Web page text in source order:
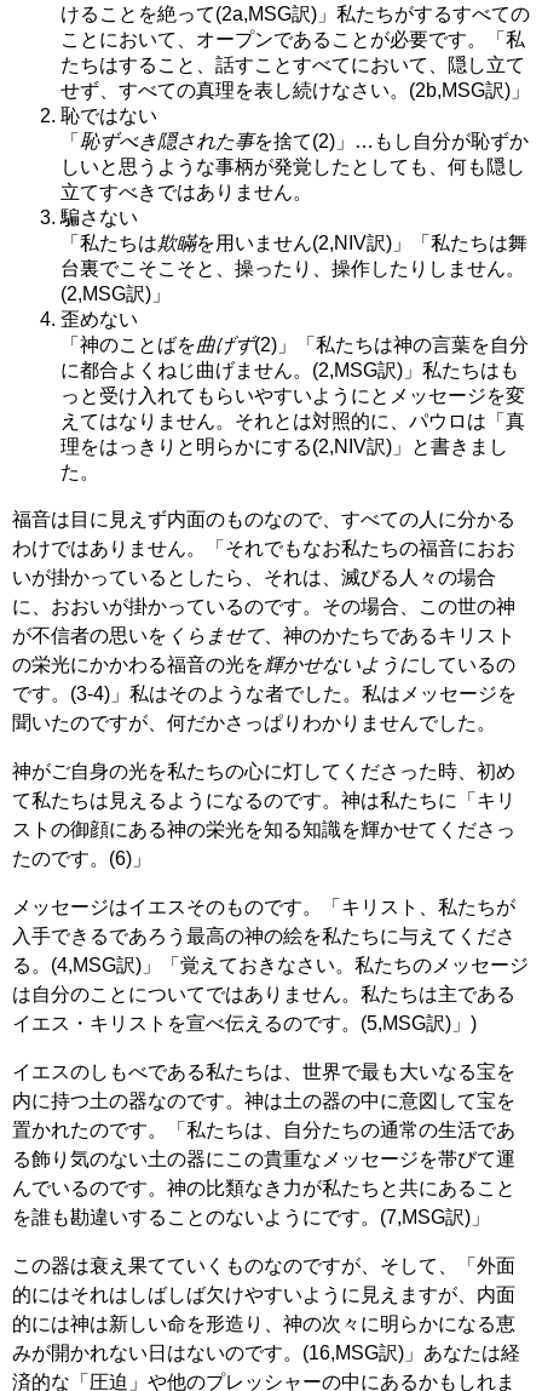
けることを絶って(2a,MSG訳)」私たちがするすべての
ことにおいて、オープンであることが必要です。「私
たちはすること、話すことすべてにおいて、隠し立て
せず、すべての真理を表し続けなさい。(2b,MSG訳)」
恥ではない
「 恥ずべき隠された事を捨て(2)」…もし自分が恥ずか
しいと思うような事柄が発覚したとしても、何も隠し
立てすべきではありません。
騙さない
「私たちは欺瞞を用いません(2,NIV訳)」「私たちは舞
台裏でこそこそと、操ったり、操作したりしません。
(2,MSG訳)」
歪めない
「神のことばを曲げず(2)」「私たちは神の言葉を自分
に都合よくねじ曲げません。(2,MSG訳)」私たちはも
っと受け入れてもらいやすいようにとメッセージを変
えてはなりません。それとは対照的に、パウロは「真
理をはっきりと明らかにする(2,NIV訳)」と書きまし
た。
福音は目に見えず内面のものなので、すべての人に分かる
わけではありません。「それでもなお私たちの福音におお
いが掛かっているとしたら、それは、滅びる人々の場合
に、おおいが掛かっているのです。その場合、この世の神
が不信者の思いを くらませて、神のかたちであるキリスト
の栄光にかかわる福音の光を輝かせないようにしているの
です。(3-4)」私はそのような者でした。私はメッセージを
聞いたのですが、何だかさっぱりわかりませんでした。
神がご自身の光を私たちの心に灯してくださった時、初め
て私たちは見えるようになるのです。神は私たちに「キリ
ストの御顔にある神の栄光を知る知識を輝かせてくださっ
たのです。(6)」
メッセージはイエスそのものです。「キリスト、私たちが
入手できるであろう最高の神の絵を私たちに与えてくださ
る。(4,MSG訳)」「覚えておきなさい。私たちのメッセージ
は自分のことについてではありません。私たちは主である
イエス・キリストを宣べ伝えるのです。(5,MSG訳)」)
イエスのしもべである私たちは、世界で最も大いなる宝を
内に持つ土の器なのです。神は土の器の中に意図して宝を
置かれたのです。「私たちは、自分たちの通常の生活であ
る飾り気のない土の器にこの貴重なメッセージを帯びて運
んでいるのです。神の比類なき力が私たちと共にあること
を誰も勘違いすることのないようにです。(7,MSG訳)」
この器は衰え果てていくものなのですが、そして、「外面
的にはそれはしばしば欠けやすいように見えますが、内面
的には神は新しい命を形造り、神の次々に明らかになる恵
みが開かれない日はないのです。(16,MSG訳)」あなたは経
済的な「圧迫」や他のプレッシャーの中にあるかもしれま